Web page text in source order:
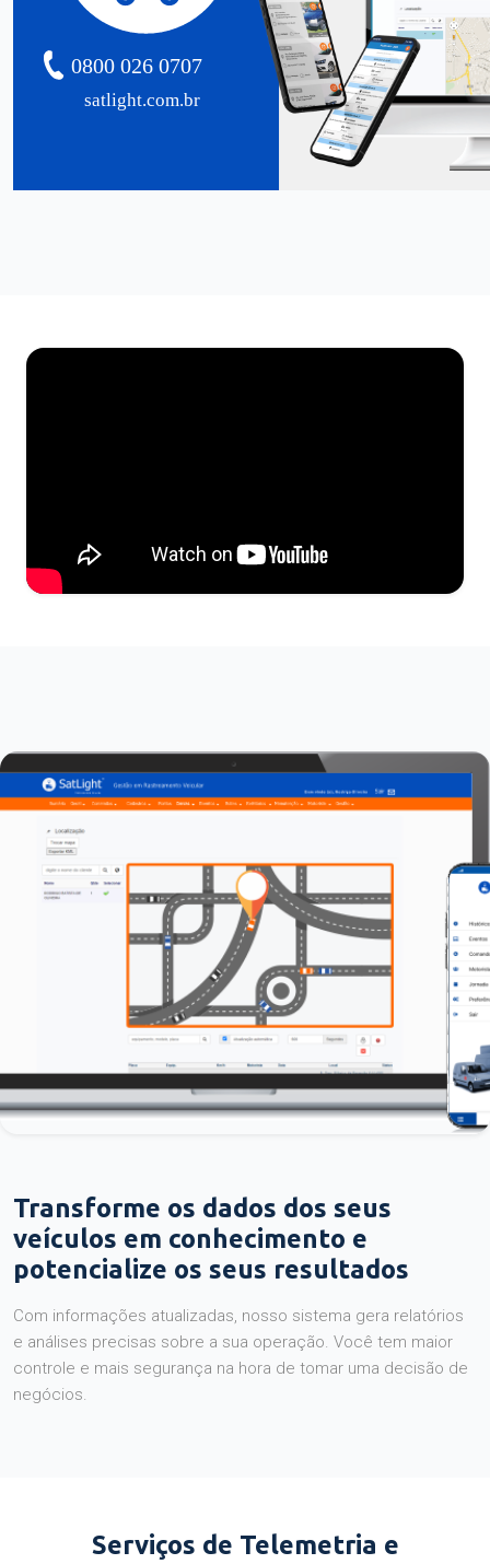
satlight.com.br
0800 026 0707
Transforme os dados dos seus
veículos em conhecimento e
potencialize os seus resultados
Com informações atualizadas, nosso sistema gera relatórios
e análises precisas sobre a sua operação. Você tem maior
controle e mais segurança na hora de tomar uma decisão de
negócios.
Serviços de Telemetria e